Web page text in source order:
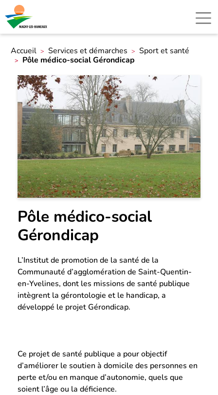
Accueil Services et démarches
Sport et santé
Pôle médico-social Gérondicap
Pôle médico-social
Gérondicap
L’Institut de promotion de la santé de la
Communauté d’agglomération de Saint-Quentin-
en-Yvelines, dont les missions de santé publique
intègrent la gérontologie et le handicap, a
développé le projet Gérondicap.
Ce projet de santé publique a pour objectif
d’améliorer le soutien à domicile des personnes en
perte et/ou en manque d’autonomie, quels que
soient l’âge ou la déficience.